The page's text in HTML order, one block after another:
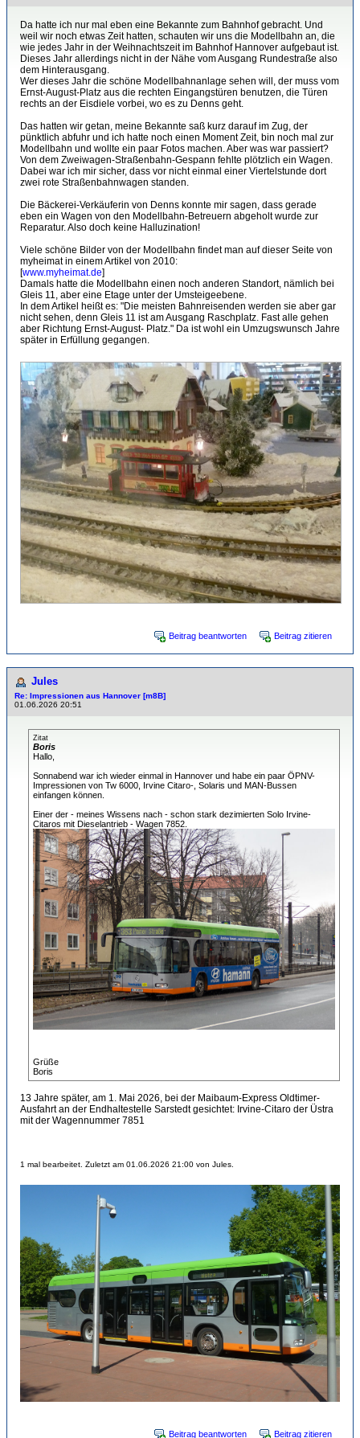
Da hatte ich nur mal eben eine Bekannte zum Bahnhof gebracht. Und
weil wir noch etwas Zeit hatten, schauten wir uns die Modellbahn an, die
wie jedes Jahr in der Weihnachtszeit im Bahnhof Hannover aufgebaut ist.
Dieses Jahr allerdings nicht in der Nähe vom Ausgang Rundestraße also
dem Hinterausgang.
Wer dieses Jahr die schöne Modellbahnanlage sehen will, der muss vom
Ernst-August-Platz aus die rechten Eingangstüren benutzen, die Türen
rechts an der Eisdiele vorbei, wo es zu Denns geht.
Das hatten wir getan, meine Bekannte saß kurz darauf im Zug, der
pünktlich abfuhr und ich hatte noch einen Moment Zeit, bin noch mal zur
Modellbahn und wollte ein paar Fotos machen. Aber was war passiert?
Von dem Zweiwagen-Straßenbahn-Gespann fehlte plötzlich ein Wagen.
Dabei war ich mir sicher, dass vor nicht einmal einer Viertelstunde dort
zwei rote Straßenbahnwagen standen.
Die Bäckerei-Verkäuferin von Denns konnte mir sagen, dass gerade
eben ein Wagen von den Modellbahn-Betreuern abgeholt wurde zur
Reparatur. Also doch keine Halluzination!
Viele schöne Bilder von der Modellbahn findet man auf dieser Seite von
myheimat in einem Artikel von 2010:
[www.myheimat.de]
Damals hatte die Modellbahn einen noch anderen Standort, nämlich bei
Gleis 11, aber eine Etage unter der Umsteigeebene.
In dem Artikel heißt es: "Die meisten Bahnreisenden werden sie aber gar
nicht sehen, denn Gleis 11 ist am Ausgang Raschplatz. Fast alle gehen
aber Richtung Ernst-August- Platz." Da ist wohl ein Umzugswunsch Jahre
später in Erfüllung gegangen.
Beitrag beantworten Beitrag zitieren
Jules
Re: Impressionen aus Hannover [m8B]
01.06.2026 20:51
Zitat
Boris
Hallo,
Sonnabend war ich wieder einmal in Hannover und habe ein paar ÖPNV-
Impressionen von Tw 6000, Irvine Citaro-, Solaris und MAN-Bussen
einfangen können.
Einer der - meines Wissens nach - schon stark dezimierten Solo Irvine-
Citaros mit Dieselantrieb - Wagen 7852.
Grüße
Boris
13 Jahre später, am 1. Mai 2026, bei der Maibaum-Express Oldtimer-
Ausfahrt an der Endhaltestelle Sarstedt gesichtet: Irvine-Citaro der Üstra
mit der Wagennummer 7851
1 mal bearbeitet. Zuletzt am 01.06.2026 21:00 von Jules.
Beitrag beantworten Beitrag zitieren